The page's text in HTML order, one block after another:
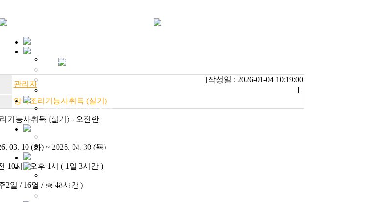
인사말
계좌제실업과정안내
계좌제실업과정모집현황
재직자과정모집현황
개강일정
관리자
[작성일 : 2026-01-04 10:19:00
]
양식조리기능사취득 (실기)
기능사취득 (실기) - 오전반
03. 10 (화) ~ 2026. 04. 30 (목)
10시 ~오후 1시 ( 1일 3시간 )
2일 / 16일 / 총 48시간 )